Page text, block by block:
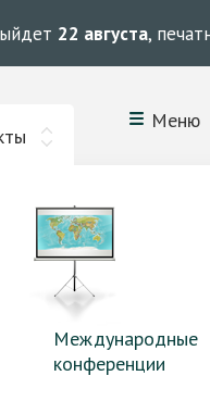
22 августа,
Меню
Международные
конференции